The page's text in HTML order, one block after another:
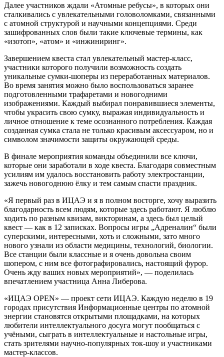
Далее участников ждали «Атомные ребусы», в которых они
сталкивались с увлекательными головоломками, связанными
с атомной структурой и научными концепциями. Среди
зашифрованных слов были такие ключевые термины, как
«изотоп», «атом» и «инжиниринг».
Завершением квеста стал увлекательный мастер-класс,
участники которого получили возможность создать
уникальные сумки-шоперы из переработанных материалов.
Во время занятия можно было воспользоваться заранее
подготовленными трафаретами и новогодними
изображениями. Каждый выбирал понравившиеся элементы,
чтобы украсить свою сумку, выражая индивидуальность и
личное отношение к теме осознанного потребления. Каждая
созданная сумка стала не только красивым аксессуаром, но и
символом значимости защиты окружающей среды.
В финале мероприятия команды объединили все ключи,
которые они заработали в ходе квеста. Благодаря совместным
усилиям им удалось восстановить работу электростанции,
зажечь новогоднюю ёлку и тем самым спасти праздник.
«Я первый раз в ИЦАЭ и я в полном восторге, хочу выразить
благодарность всем людям, которые здесь работают. Я люблю
ходить по разным квизам, викторинам, а здесь был целый
квест — как в 12 записках. Вопросы игры „Адреналин“ были
суперскими, интересными, хоть и сложными, зато много
нового узнали из области медицины, технологий, биологии.
Все станции были классные и я очень довольна своим
шопером, с ним все фотографировались, настоящий фурор.
Очень жду ваших новых мероприятий», — поделилась
впечатлением участница Анна Либерова.
«ИЦАЭ OPEN» — проект сети ИЦАЭ. Каждую неделю в 19
городах присутствия Информационные центры по атомной
энергии становятся открытыми площадками, на которых
любители интеллектуального досуга могут пообщаться с
учёными, сыграть в интеллектуальные и настольные игры,
стать зрителями научно-популярных ток-шоу и участниками
мастер-классов.